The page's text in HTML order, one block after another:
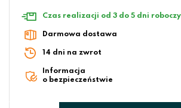
Czas realizacji od 3 do 5 dni
Darmowa dostawa
14 dni na zwrot
Informacja
o bezpieczeństwie